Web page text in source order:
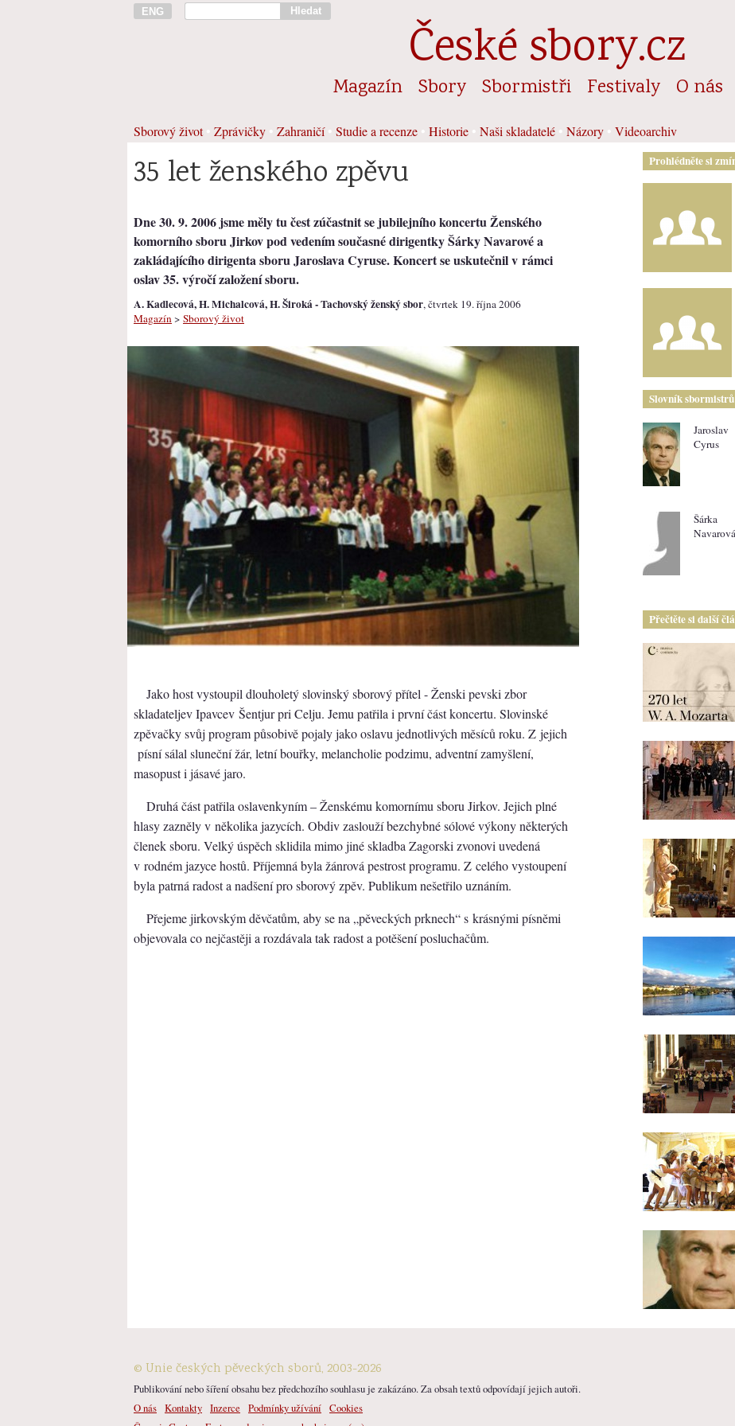
ENG Hledat
České sbory.cz
Magazín Sbory Sbormistři Festivaly O nás
Sborový život• Zprávičky Zahraničí• Studie a recenze Historie Naši skladatelé Názory Videoarchiv
35 let ženského zpěvu
Dne 30. 9. 2006 jsme měly tu čest zúčastnit se jubilejního koncertu Ženského
komorního sboru Jirkov pod vedením současné dirigentky Šárky Navarové a
zakládajícího dirigenta sboru Jaroslava Cyruse. Koncert se uskutečnil v rámci
oslav 35. výročí založení sboru.
A. Kadlecová, H. Michalcová, H. Široká - Tachovský ženský sbor, čtvrtek 19. října 2006
Magazín > Sborový život
Jako host vystoupil dlouholetý slovinský sborový přítel - Ženski pevski zbor
skladateljev Ipavcev Šentjur pri Celju. Jemu patřila i první část koncertu. Slovinské
zpěvačky svůj program působivě pojaly jako oslavu jednotlivých měsíců roku. Z jejich
písní sálal sluneční žár, letní bouřky, melancholie podzimu, adventní zamyšlení,
masopust i jásavé jaro.
Druhá část patřila oslavenkyním – Ženskému komornímu sboru Jirkov. Jejich plné
hlasy zazněly v několika jazycích. Obdiv zaslouží bezchybné sólové výkony některých
členek sboru. Velký úspěch sklidila mimo jiné skladba Zagorski zvonovi uvedená
v rodném jazyce hostů. Příjemná byla žánrová pestrost programu. Z celého vystoupení
byla patrná radost a nadšení pro sborový zpěv. Publikum nešetřilo uznáním.
Přejeme jirkovským děvčatům, aby se na „pěveckých prknech“ s krásnými písněmi
objevovala co nejčastěji a rozdávala tak radost a potěšení posluchačům.
Prohlédněte si
Slovník sbormistrů
Jaroslav
Cyrus
Šárka
Navarová
Přečtěte si další
© Unie českých pěveckých sborů, 2003-2026
Publikování nebo šíření obsahu bez předchozího souhlasu je zakázáno. Za obsah textů odpovídají jejich autoři.
O nás Kontakty Inzerce Podmínky užívání Cookies